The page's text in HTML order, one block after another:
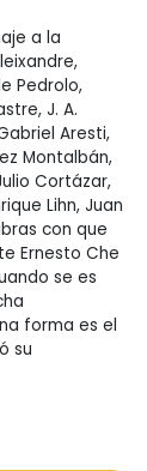
a la
Pedrolo,
J. A.
Aresti,
Montalbán,
Cortázar,
Lihn, Juan
con que
Ernesto Che
se es
forma es el
su